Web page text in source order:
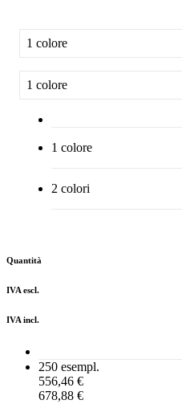
1 colore
1 colore
1 colore
2 colori
Quantità
IVA escl.
IVA incl.
250 esempl.
556,46 €
678,88 €